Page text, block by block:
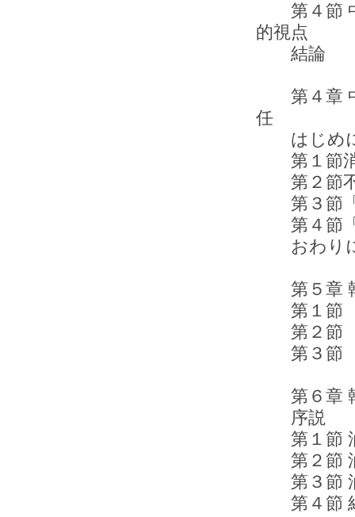
第４節 中
的視点
結
第４章 中
任
はじめ
第１節消
第２節不
第３節「
第４節「
おわ
第５章 韓
第１節
第２節
第３節
第６章 韓
序説
第１節 油
第２節 油
第３節 油
第４